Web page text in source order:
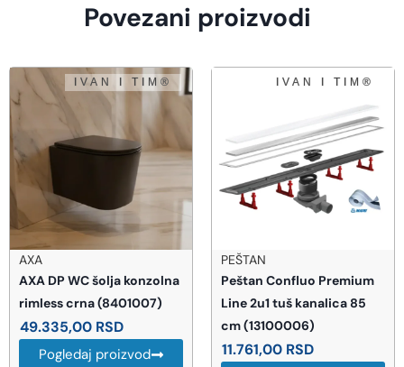
Povezani proizvodi
PEŠTAN
Peštan Confluo Premium
Line 2u1 tuš kanalica 85
cm (13100006)
11.761,00RSD
HANSGROHE
Hansgrohe Raindance
Select S 120 3jet tuš ručica
– mat crna (26530670)
19.743,00RSD